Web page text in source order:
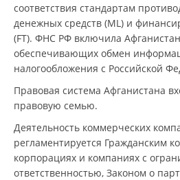
соответствия стандартам
денежных средств (ML) и
(FT). ФНС РФ включила
обеспечивающих обмен
налогообложения с Российской
Правовая система Афганистана
правовую семью.
Деятельность коммерческих
регламентируется Гражданским
корпорациях и компаниях с
ответственностью, Законом о